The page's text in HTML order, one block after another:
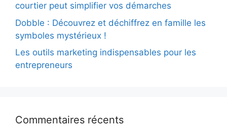
courtier peut simplifier vos démarches
Dobble : Découvrez et déchiffrez en famille les
symboles mystérieux !
Les outils marketing indispensables pour les
entrepreneurs
Commentaires récents